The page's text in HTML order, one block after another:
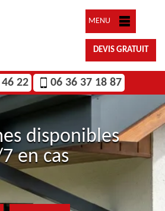
MENU
DEVIS GRATUIT
22 06 36 37 18 87
disponibles
en cas